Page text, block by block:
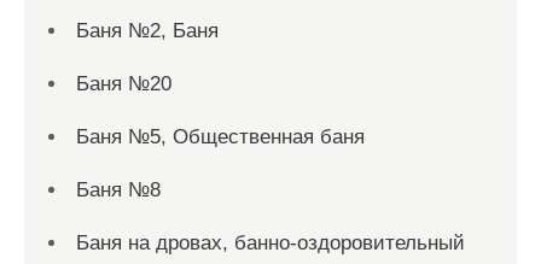
Баня №2, Баня
Баня №20
Баня №5, Общественная баня
Баня №8
Баня на дровах, банно-оздоровительный